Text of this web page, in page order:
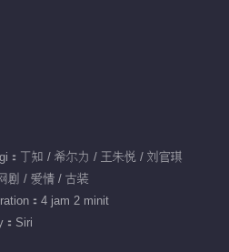
：丁知 / 希尔力 / 王朱悦 / 刘官琪
剧 / 爱情 / 古装
：4 jam 2 minit
：Siri